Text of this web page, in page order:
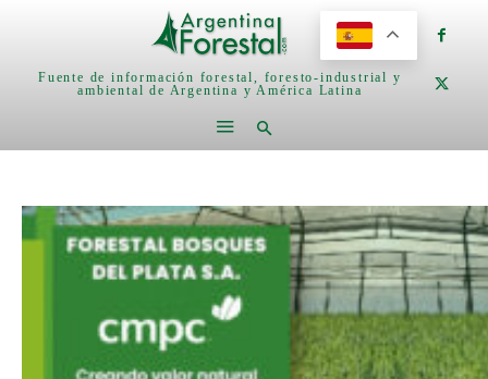
Fuente de información forestal, foresto-industrial y
ambiental de Argentina y América Latina